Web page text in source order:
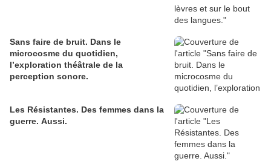
Sans faire de bruit. Dans le
microcosme du quotidien,
l’exploration théâtrale de la
perception sonore.
Les Résistantes. Des femmes dans la
guerre. Aussi.